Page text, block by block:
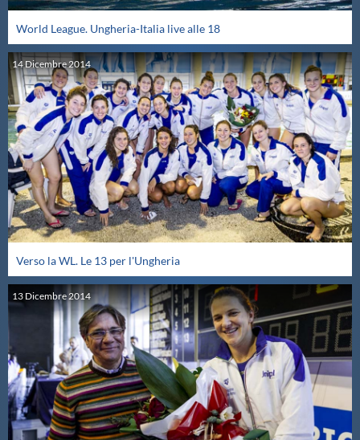
World League. Ungheria-Italia live alle 18
14Dicembre2014
Verso la WL. Le 13 per l'Ungheria
13 Dicembre 2014